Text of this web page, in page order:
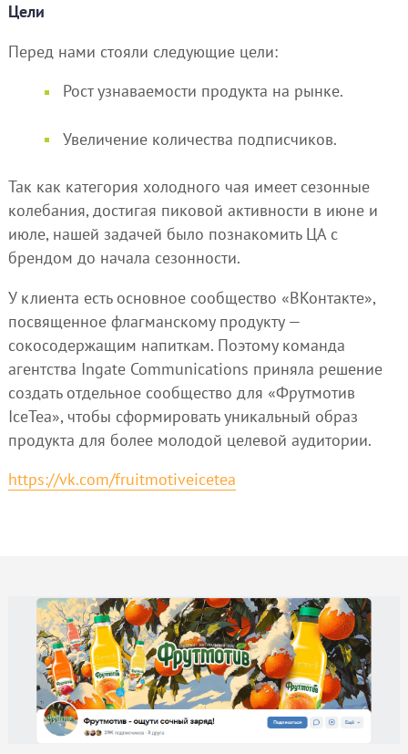
Цели
Перед нами стояли следующие цели:
Рост узнаваемости продукта на рынке.
Увеличение количества подписчиков.
Так как категория холодного чая имеет сезонные
колебания, достигая пиковой активности в июне и
июле, нашей задачей было познакомить ЦА с
брендом до начала сезонности.
У клиента есть основное сообщество «ВКонтакте»,
посвященное флагманскому продукту —
сокосодержащим напиткам. Поэтому команда
агентства Ingate Communications приняла решение
создать отдельное сообщество для «Фрутмотив
IceTea», чтобы сформировать уникальный образ
продукта для более молодой целевой аудитории.
https://vk.com/fruitmotiveicetea